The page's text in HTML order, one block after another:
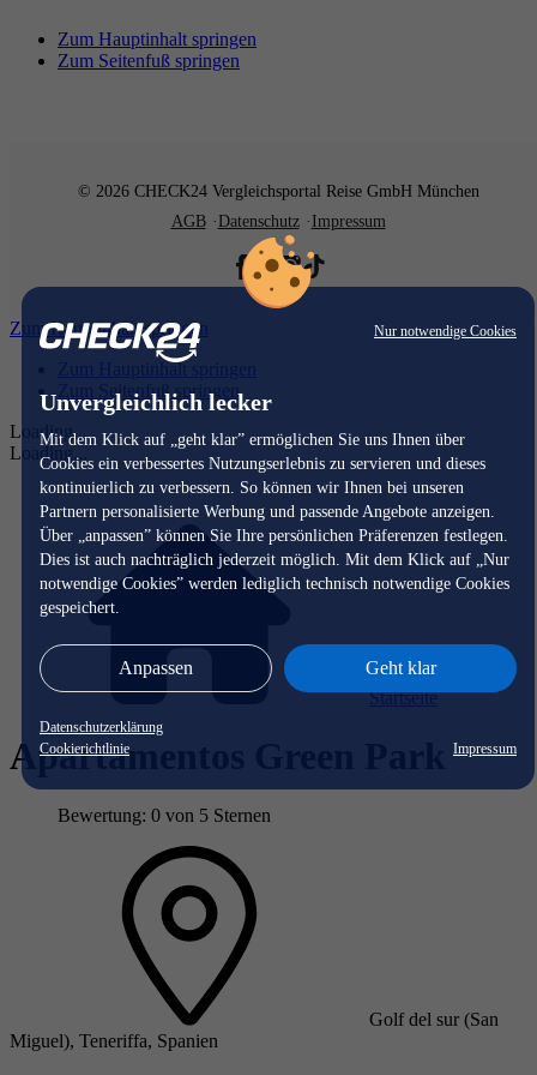
Nur notwendige Cookies
Unvergleichlich lecker
Mit dem Klick auf „geht klar” ermöglichen Sie uns Ihnen über
Cookies ein verbessertes Nutzungserlebnis zu servieren und dieses
kontinuierlich zu verbessern. So können wir Ihnen bei unseren
Partnern personalisierte Werbung und passende Angebote anzeigen.
Über „anpassen” können Sie Ihre persönlichen Präferenzen festlegen.
Dies ist auch nachträglich jederzeit möglich. Mit dem Klick auf „Nur
notwendige Cookies” werden lediglich technisch notwendige Cookies
gespeichert.
Anpassen Geht klar
Datenschutzerklärung
Cookierichtlinie
Impressum
Zum Hauptinhalt springen
Zum Seitenfuß springen
© 2026 CHECK24 Vergleichsportal Reise GmbH München
AGB
Datenschutz Impressum
Zum Hauptinhalt springen
Zum Hauptinhalt springen
Zum Seitenfuß springen
Loading...
Loading...
Startseite
Apartamentos Green Park
Bewertung: 0 von 5 Sternen
Golf del sur (San
Miguel), Teneriffa, Spanien